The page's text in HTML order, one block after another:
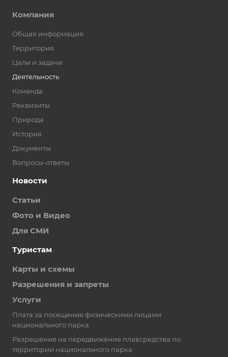
Компания
Общая информация
Территория
Цели и задачи
Деятельность
Команда
Реквизиты
Природа
История
Документы
Вопросы-ответы
Новости
Статьи
Фото и Видео
Для СМИ
Туристам
Карты и схемы
Разрешения и запреты
Услуги
Плата за посещение физическими лицами
национального парка
Разрешение на передвижение плавсредства по
территории национального парка